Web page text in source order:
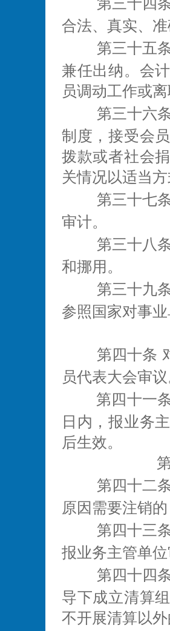
合法、真实、
第三十五
兼任出纳。会
员调动工作或
第三十六
制度，接受会
拨款或者社会
关情况以适当
第三十七
审计。
第三十八
和挪用。
第三十九
参照国家对事
第四十条
员代表大会审
第四十一
日内，报业务
后生效。
第四十二
原因需要注销
第四十三
报业务主管单
第四十四
导下成立清算
不开展清算以